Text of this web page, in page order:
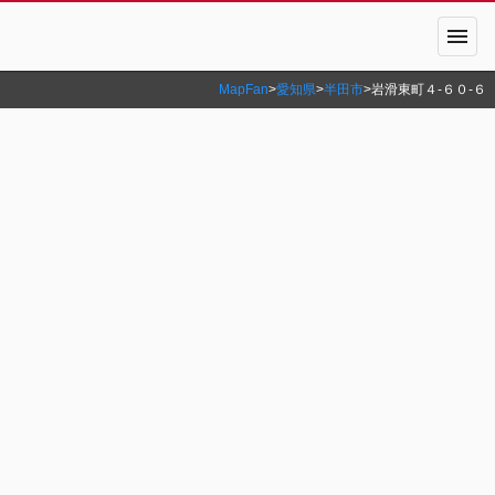
menu
MapFan>愛知県>半田市>岩滑東町４‐６０‐６